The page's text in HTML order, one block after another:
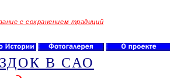
с сохранением традиций
В САО